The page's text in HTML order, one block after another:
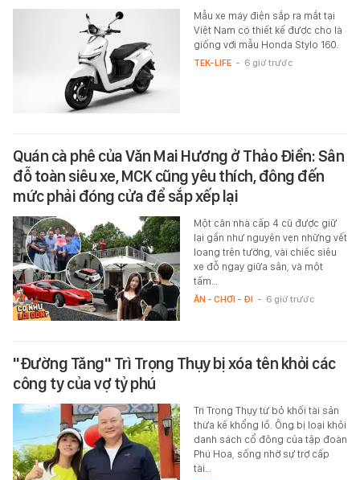
Mẫu xe máy điện sắp ra mắt tại
Việt Nam có thiết kế được cho là
giống với mẫu Honda Stylo 160.
TEK-LIFE - 6 giờ trước
Quán cà phê của Văn Mai Hương ở Thảo Điền: Sân
đỗ toàn siêu xe, MCK cũng yêu thích, đông đến
mức phải đóng cửa để sắp xếp lại
Một căn nhà cấp 4 cũ được giữ
lại gần như nguyên vẹn những vết
loang trên tường, vài chiếc siêu
xe đỗ ngay giữa sân, và một
tấm…
ĂN - CHƠI - ĐI - 6 giờ trước
"Đường Tăng" Trì Trọng Thụy bị xóa tên khỏi các
công ty của vợ tỷ phú
Trì Trọng Thụy từ bỏ khối tài sản
thừa kế khổng lồ. Ông bị loại khỏi
danh sách cổ đông của tập đoàn
Phú Hoa, sống nhờ sự trợ cấp
tài…